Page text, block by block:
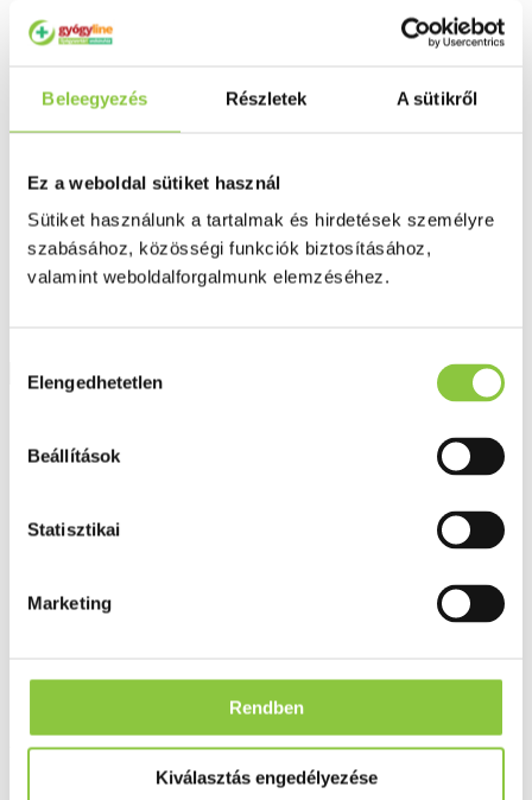
Beleegyezés Részletek A sütikről
Ez a weboldal sütiket használ
Sütiket használunk a tartalmak és hirdetések személyre
szabásához, közösségi funkciók biztosításához,
valamint weboldalforgalmunk elemzéséhez.
kiválasztása
Elengedhetetlen
Beállítások
Statisztikai
Marketing
Rendben
Kiválasztás engedélyezése
Fog és szájápolás
Fogselyem
Fogfehérítés
Teák
É́lvezeti
Gyógyteák
Könyvek
Főoldal
Crotalus horridus 4 g - hígítás
C9
Az Egészségpénztári számlára elszámolható